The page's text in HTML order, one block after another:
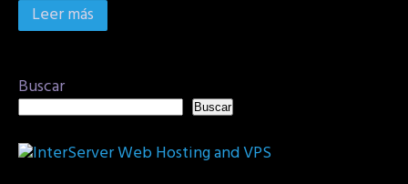
Leer más
Buscar
Buscar